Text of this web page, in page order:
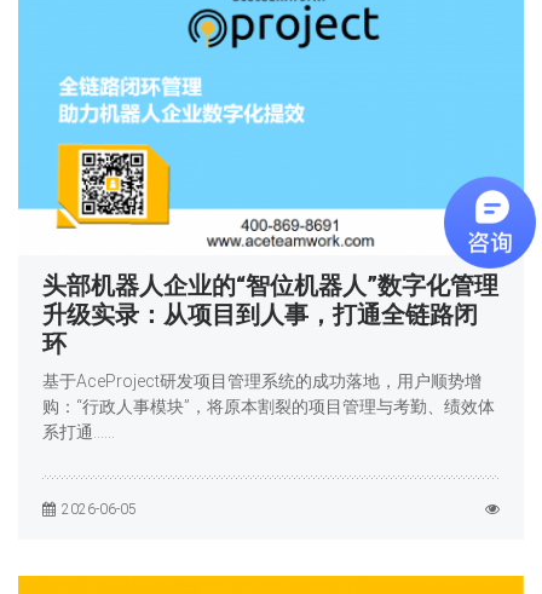
头部机器人企业的“智位机器人”数字化管理
升级实录：从项目到人事，打通全链路闭
环
基于AceProject研发项目管理系统的成功落地，用户顺势增
购：“行政人事模块”，将原本割裂的项目管理与考勤、绩效体
系打通……
2026-06-05